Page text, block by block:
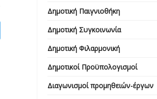
Δημοτική Παιγνιοθήκη
Δημοτική Συγκοινωνία
Δημοτική Φιλαρμονική
Δημοτικοί Προϋπολογισμοί
Διαγωνισμοί προμηθειών-έργων